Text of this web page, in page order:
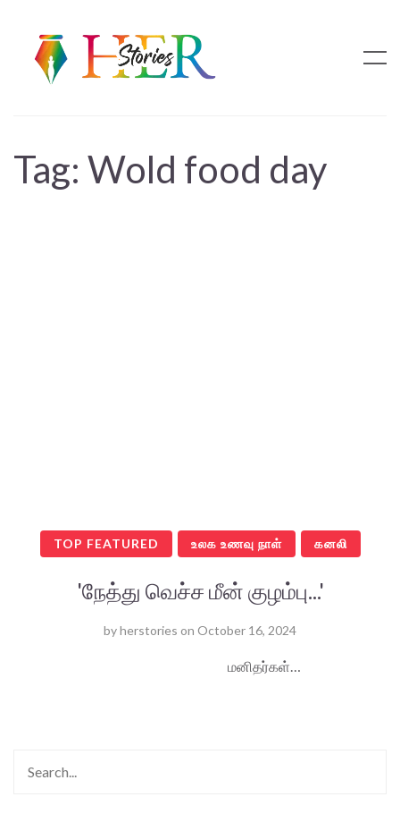
Tag: Wold food day
TOP FEATURED உலக உணவு நாள் கனலி
'நேத்து வெச்ச மீன் குழம்பு...'
byherstories on October 16, 2024
மனிதர்கள்…